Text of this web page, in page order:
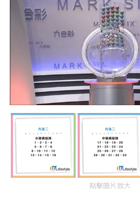
點擊圖片放大